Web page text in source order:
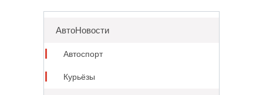
АвтоНовости
Автоспорт
Курьёзы